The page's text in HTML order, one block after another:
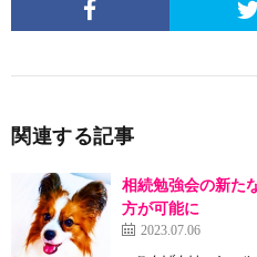
関連する記事
相続勉強会の新た
方が可能に
2023.07.06